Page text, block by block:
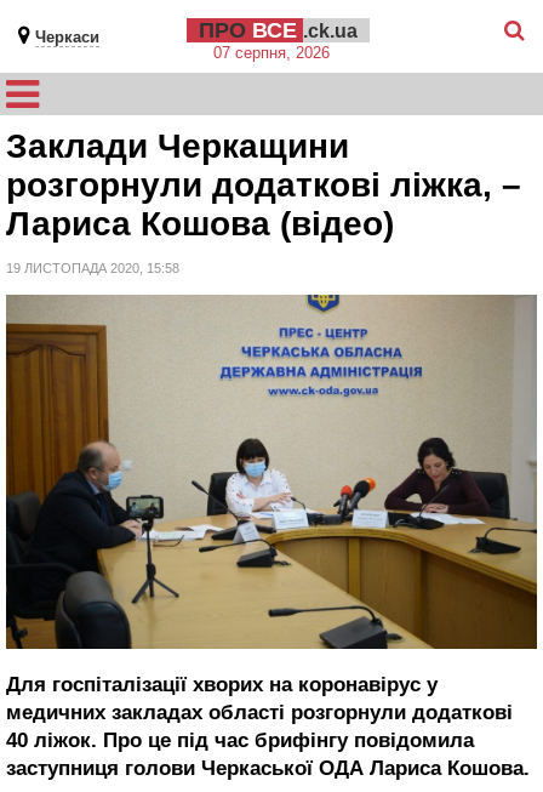
Черкаси ПРО ВСЕ .ck.ua
07 серпня, 2026
Заклади Черкащини
розгорнули додаткові ліжка, –
Лариса Кошова (відео)
19 ЛИСТОПАДА 2020, 15:58
Для госпіталізації хворих на коронавірус у
медичних закладах області розгорнули додаткові
40 ліжок. Про це під час брифінгу повідомила
заступниця голови Черкаської ОДА Лариса Кошова.